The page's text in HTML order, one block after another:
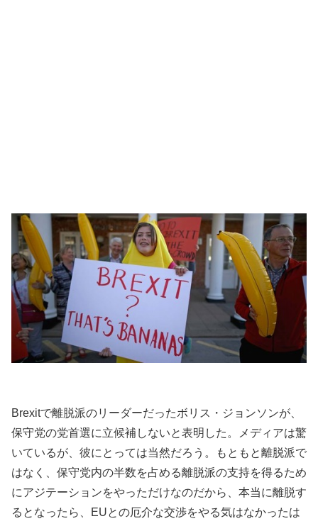
Brexitで離脱派のリーダーだったボリス・ジョンソンが、
保守党の党首選に立候補しないと表明した。メディアは驚
いているが、彼にとっては当然だろう。もともと離脱派で
はなく、保守党内の半数を占める離脱派の支持を得るため
にアジテーションをやっただけなのだから、本当に離脱す
るとなったら、EUとの厄介な交渉をやる気はなかったは